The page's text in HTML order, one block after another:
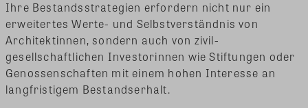
Ihre Bestandsstrategien erfordern nicht nur ein
erweitertes Werte- und Selbstverständnis von
Architektinnen, sondern auch von zivil-
gesellschaftlichen Investorinnen wie Stiftungen oder
Genossenschaften mit einem hohen Interesse an
langfristigem Bestandserhalt.